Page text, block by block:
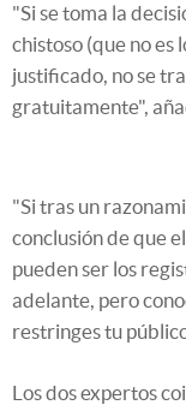
"Si se toma la
chistoso (que no
justificado, no se
gratuitamente",
"Si tras un
conclusión de que
pueden ser los
adelante, pero
restringes tu
Los dos expertos